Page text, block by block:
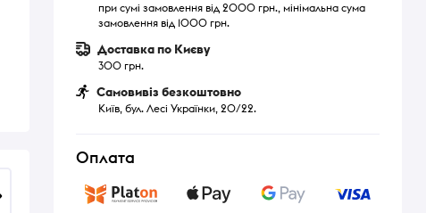
при сумі замовлення від 2000 грн., мінімальна сума
замовлення від 1000 грн.
Доставка по Києву
300 грн.
Самовивіз безкоштовно
Київ, бул. Лесі Українки, 20/22.
Оплата